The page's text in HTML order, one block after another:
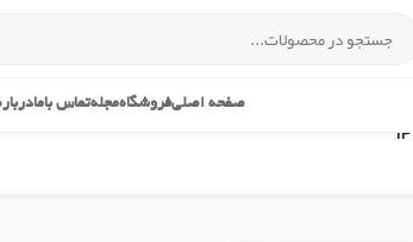
صفحه اصلیفروشگاهمجلهتماس باما